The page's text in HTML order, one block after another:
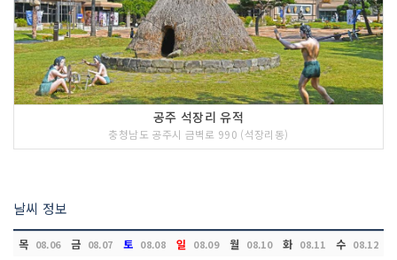
공주 석장리 유적
충청남도 공주시 금벽로 990 (석장리동)
날씨 정보
목 08.06 금 08.07 토 08.08 일 08.09 월 08.10 화 08.11 수 08.12